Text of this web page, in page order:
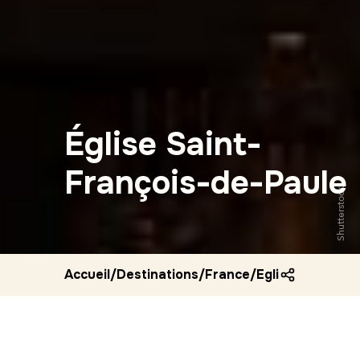
Église Saint-
François-de-Paule
Shutterstock
Accueil/Destinations/France/Eglise saint